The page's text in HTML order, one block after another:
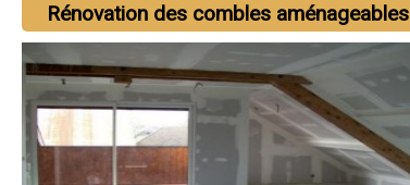
Rénovation des combles aménageables